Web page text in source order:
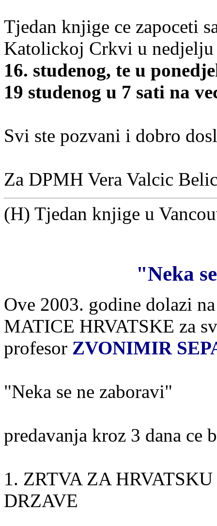
Tjedan knjige ce zapoceti
Katolickoj Crkvi u nedjelju
16. studenog, te u
19 studenog u 7 sati na
Svi ste pozvani i dobro
Za DPMH Vera Valcic
(H) Tjedan knjige u
"Neka
Ove 2003. godine dolazi
MATICE HRVATSKE za
profesor ZVONIMIR
"Neka se ne zaboravi"
predavanja kroz 3 dana ce
1. ZRTVA ZA
DRZAVE